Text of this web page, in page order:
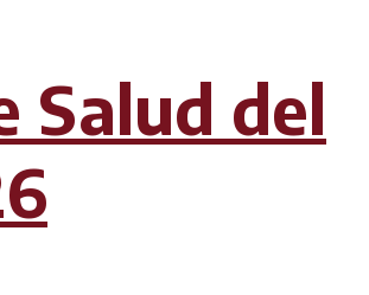
Salud del